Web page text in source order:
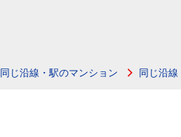
住まい1プラス（お
住まい1プラス（お
同じ沿線・駅のマンション 同じ沿線